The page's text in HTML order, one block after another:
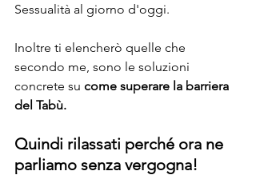
Sessualità al giorno d'oggi.
Inoltre ti elencherò quelle che
secondo me, sono le soluzioni
concrete su come superare la barriera
del Tabù.
Quindi rilassati perché ora ne
parliamo senza vergogna!